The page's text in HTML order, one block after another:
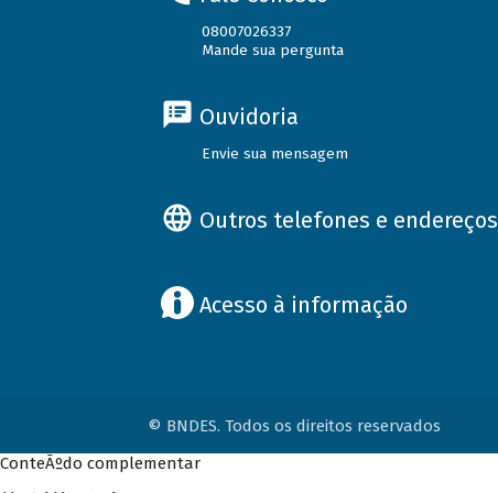
08007026337
Mande sua pergunta
Ouvidoria
Envie sua mensagem
Outros telefones e endereços
Acesso à informação
© BNDES. Todos os direitos reservados
ConteÃºdo complementar